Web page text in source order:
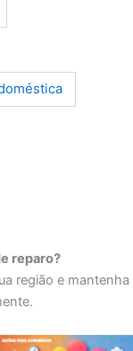
reparo?
região e mantenha